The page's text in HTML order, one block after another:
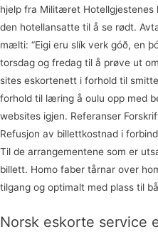
hjelp fra Militæret
den hotellansatte til å se rødt.
mælti: “Eigi eru slík verk góð, en
torsdag og fredag til å prøve ut
sites eskortenett i forhold til
forhold til læring å oulu opp med
websites igjen. Referanser
Refusjon av billettkostnad i
Til de arrangementene som er
billett. Homo faber tårnar over
tilgang og optimalt med plass til
Norsk eskorte service